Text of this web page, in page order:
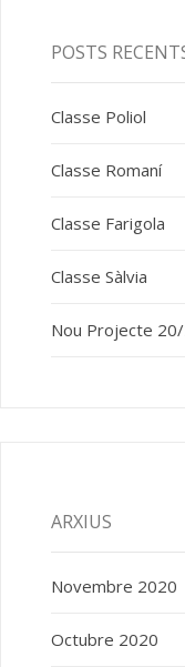
POSTS
Classe Poliol
Classe Romaní
Classe Farigola
Classe Sàlvia
Nou Projecte 20/
ARXIUS
Novembre 2020
Octubre 2020